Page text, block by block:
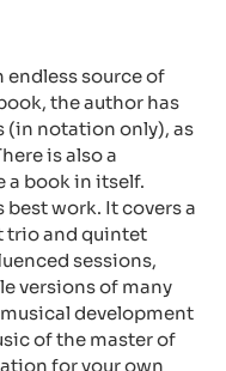
endless source of
the author has
notation only), as
is also a
a book in itself.
work. It covers a
trio and quintet
sessions,
versions of many
development
of the master of
for your own